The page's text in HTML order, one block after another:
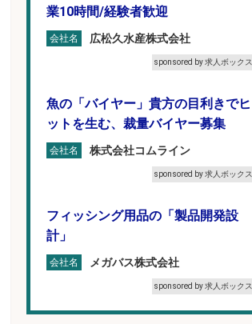
業10時間/経験者歓迎
会社名 広松久水産株式会社
sponsored by 求人ボックス
魚の「バイヤー」貴方の目利きでヒ
ットを生む、裁量バイヤー募集
会社名 株式会社コムライン
sponsored by 求人ボックス
フィッシング用品の「製品開発設
計」
会社名 メガバス株式会社
sponsored by 求人ボックス